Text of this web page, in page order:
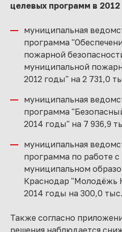
целевых программ в 2012
муниципальная
программа
пожарной
муниципальной
2012 годы" на 2 731,0
муниципальная
программа
2014 годы" на 7 936,9
муниципальная
программа по работе
муниципальном
Краснодар "Молодёжь
2014 годы на 300,0
Также согласно
решения наблюдается